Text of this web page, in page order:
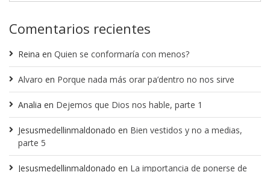
Comentarios recientes
Reina en Quien se conformaría con menos?
Alvaro en Porque nada más orar pa’dentro no nos sirve
Analia en Dejemos que Dios nos hable, parte 1
Jesusmedellinmaldonado en Bien vestidos y no a medias,
parte 5
Jesusmedellinmaldonado en La importancia de ponerse de